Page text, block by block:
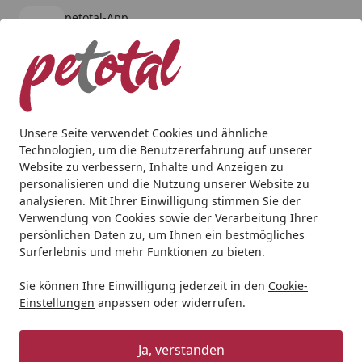
Unsere Seite verwendet Cookies und ähnliche
Technologien, um die Benutzererfahrung auf unserer
Website zu verbessern, Inhalte und Anzeigen zu
personalisieren und die Nutzung unserer Website zu
analysieren. Mit Ihrer Einwilligung stimmen Sie der
Verwendung von Cookies sowie der Verarbeitung Ihrer
persönlichen Daten zu, um Ihnen ein bestmögliches
Surferlebnis und mehr Funktionen zu bieten.
Sie können Ihre Einwilligung jederzeit in den Cookie-
Einstellungen anpassen oder widerrufen.
Ja, verstanden
petotal-App
kostenlos - Im App Store
Alle Produkte
Mein Konto
Suchen
Startseite
Geschenkideen Geschenkideen für Hunde
TRIXIE Bett Alena, rund, blau-grau